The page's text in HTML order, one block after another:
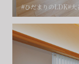
#ひだまりのLDK#大
フ
フ
賃貸